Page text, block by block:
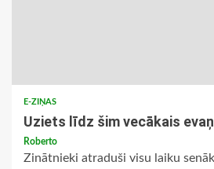
E-ZIŅAS
Uziets līdz šim vecākais
Roberto
Zinātnieki atraduši visu laiku